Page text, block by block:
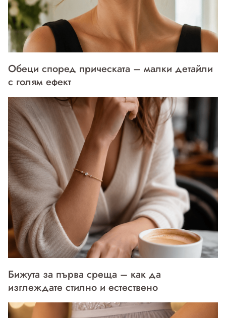
Обеци според прическата – малки детайли
с голям ефект
Бижута за първа среща – как да
изглеждате стилно и естествено